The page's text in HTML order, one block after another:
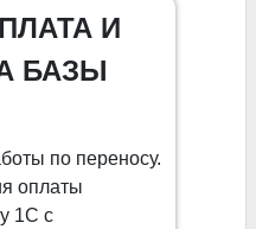
И
БАЗЫ
по переносу.
оплаты
1С с